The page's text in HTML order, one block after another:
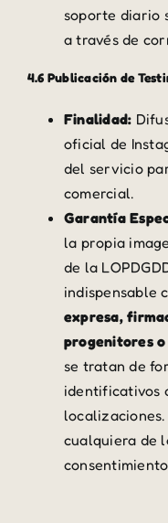
soporte diario
a través de
4.6 Publicación de
Finalidad:
oficial de
del servicio
comercial.
Garantía
la propia
de la
indispensable
expresa,
progenitores
se tratan de
identificativos
cualquiera de